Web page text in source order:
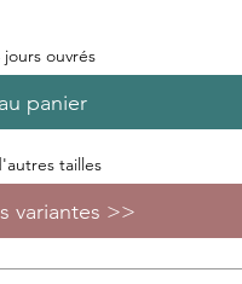
ouvrés
panier
tailles
variantes >>